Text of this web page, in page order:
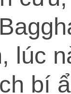
lúc
bí